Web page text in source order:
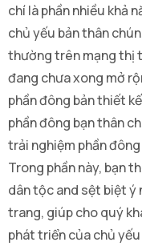
chí là phần nhiều khả
chủ yếu bản thân
thường trên mạng thị
đang chưa xong mở
phần đông bản thiết
phần đông bạn thân
trải nghiệm phần
Trong phần này, bạn
dân tộc and sệt biệt ý
trang, giúp cho quý
phát triển của chủ